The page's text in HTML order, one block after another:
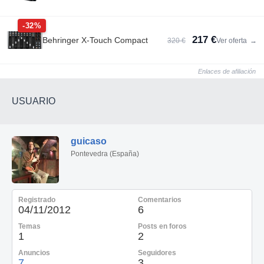
-32%
Behringer X-Touch Compact 320 € 217 €Ver oferta →
Enlaces de afiliación
USUARIO
guicaso
Pontevedra (España)
Registrado
04/11/2012
Comentarios
6
Temas
1
Posts en foros
2
Anuncios Seguidores